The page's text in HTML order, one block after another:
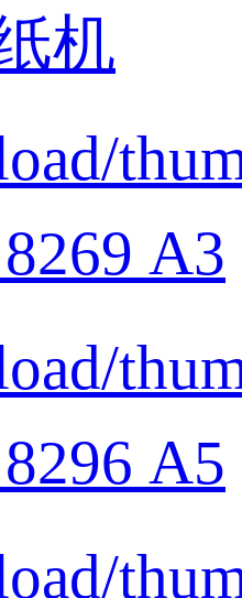
机
A3
A5